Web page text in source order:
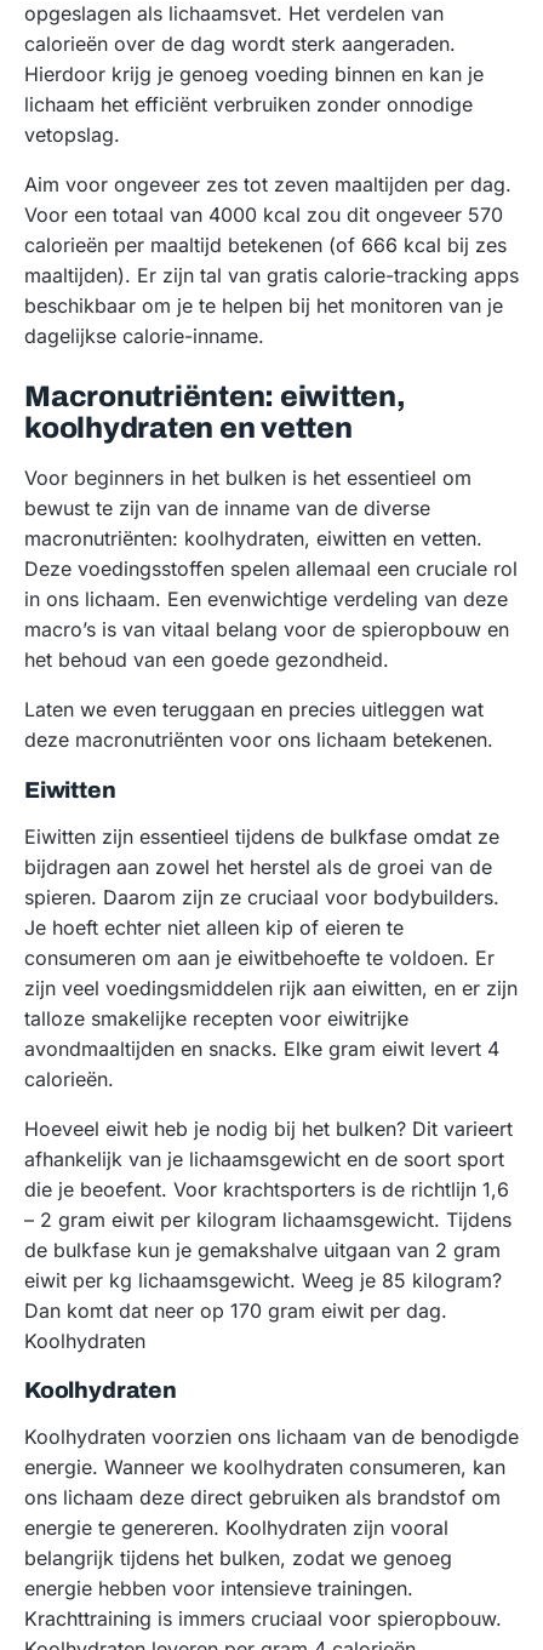
opgeslagen als lichaamsvet. Het verdelen van
calorieën over de dag wordt sterk aangeraden.
Hierdoor krijg je genoeg voeding binnen en kan je
lichaam het efficiënt verbruiken zonder onnodige
vetopslag.
Aim voor ongeveer zes tot zeven maaltijden per dag.
Voor een totaal van 4000 kcal zou dit ongeveer 570
calorieën per maaltijd betekenen (of 666 kcal bij zes
maaltijden). Er zijn tal van gratis calorie-tracking apps
beschikbaar om je te helpen bij het monitoren van je
dagelijkse calorie-inname.
Macronutriënten: eiwitten,
koolhydraten en vetten
Voor beginners in het bulken is het essentieel om
bewust te zijn van de inname van de diverse
macronutriënten: koolhydraten, eiwitten en vetten.
Deze voedingsstoffen spelen allemaal een cruciale rol
in ons lichaam. Een evenwichtige verdeling van deze
macro’s is van vitaal belang voor de spieropbouw en
het behoud van een goede gezondheid.
Laten we even teruggaan en precies uitleggen wat
deze macronutriënten voor ons lichaam betekenen.
Eiwitten
Eiwitten zijn essentieel tijdens de bulkfase omdat ze
bijdragen aan zowel het herstel als de groei van de
spieren. Daarom zijn ze cruciaal voor bodybuilders.
Je hoeft echter niet alleen kip of eieren te
consumeren om aan je eiwitbehoefte te voldoen. Er
zijn veel voedingsmiddelen rijk aan eiwitten, en er zijn
talloze smakelijke recepten voor eiwitrijke
avondmaaltijden en snacks. Elke gram eiwit levert 4
calorieën.
Hoeveel eiwit heb je nodig bij het bulken? Dit varieert
afhankelijk van je lichaamsgewicht en de soort sport
die je beoefent. Voor krachtsporters is de richtlijn 1,6
– 2 gram eiwit per kilogram lichaamsgewicht. Tijdens
de bulkfase kun je gemakshalve uitgaan van 2 gram
eiwit per kg lichaamsgewicht. Weeg je 85 kilogram?
Dan komt dat neer op 170 gram eiwit per dag.
Koolhydraten
Koolhydraten
Koolhydraten voorzien ons lichaam van de benodigde
energie. Wanneer we koolhydraten consumeren, kan
ons lichaam deze direct gebruiken als brandstof om
energie te genereren. Koolhydraten zijn vooral
belangrijk tijdens het bulken, zodat we genoeg
energie hebben voor intensieve trainingen.
Krachttraining is immers cruciaal voor spieropbouw.